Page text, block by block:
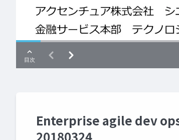
Enterprise agile dev
20180324